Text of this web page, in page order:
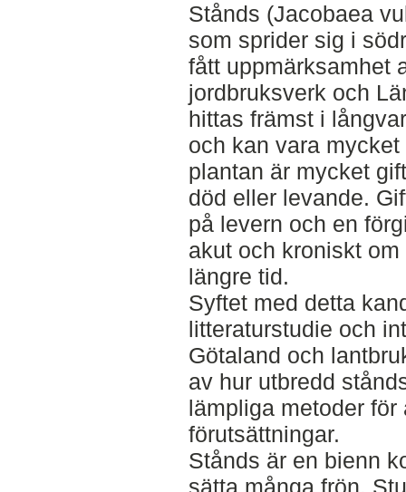
Stånds (Jacobaea
som sprider sig i
fått uppmärksamhet
jordbruksverk och
hittas främst i
och kan vara
plantan är mycket
död eller levande.
på levern och en
akut och kroniskt
längre tid.
Syftet med detta
litteraturstudie och
Götaland och
av hur utbredd
lämpliga metoder
förutsättningar.
Stånds är en bienn
sätta många frön.